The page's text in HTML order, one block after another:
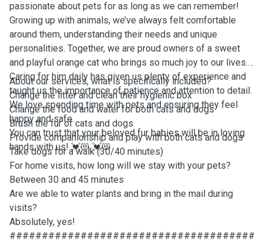
passionate about pets for as long as we can remember!
Growing up with animals, we’ve always felt comfortable
around them, understanding their needs and unique
personalities. Together, we are proud owners of a sweet
and playful orange cat who brings so much joy to our lives.
Caring for him daily has given us plenty of experience and
taught us the importance of patience and attention to detail.
We love spending time with pets and ensuring they feel
happy and safe.
You can trust that your beloved fur babies will be in loving
hands with us! 💓😻 💓😻
About our services, what is specifically included?
Change the litter and clean their hygienic box
Change the food and water for both cats and dogs
Brush the fur of cats and dogs
Provide companionship and play with both cats and dogs
Take dogs for a walk (30/40 minutes)
For home visits, how long will we stay with your pets?
Between 30 and 45 minutes
Are we able to water plants and bring in the mail during
visits?
Absolutely, yes!
######################################